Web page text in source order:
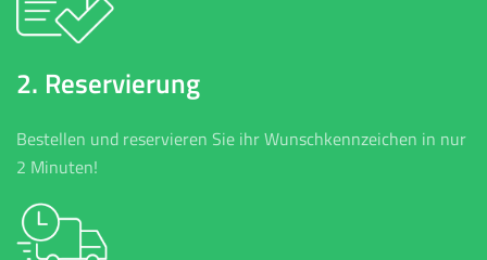
2. Reservierung
Bestellen und reservieren Sie ihr Wunschkennzeichen in nur
2 Minuten!